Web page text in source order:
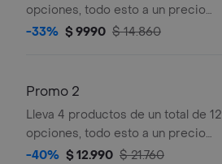
opciones, todo esto a un precio
increible
-33% $ 9990 $ 14.860
Promo 2
Lleva 4 productos de un total de 12
opciones, todo esto a un precio
increible
-40% $ 12.990 $ 21.760